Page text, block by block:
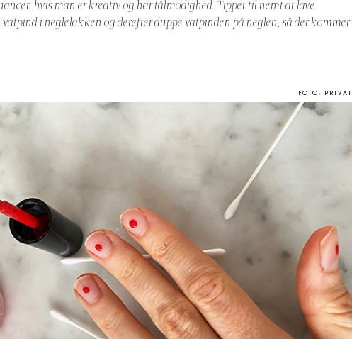
hvis man er kreativ og har tålmodighed. Tippet til nemt at lave
i neglelakken og derefter duppe vatpinden på neglen, så der kommer
FOTO: PRIVAT